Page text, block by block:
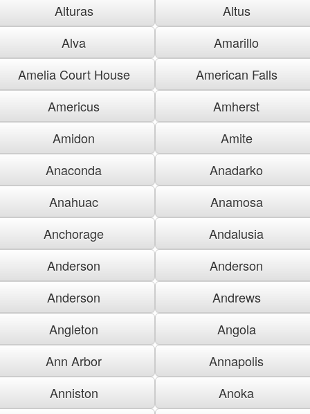
Alturas
Altus
Alva
Amarillo
Amelia Court House
American Falls
Americus
Amherst
Amidon
Amite
Anaconda
Anadarko
Anahuac
Anamosa
Anchorage
Andalusia
Anderson
Anderson
Anderson
Andrews
Angleton
Angola
Ann Arbor
Annapolis
Anniston
Anoka